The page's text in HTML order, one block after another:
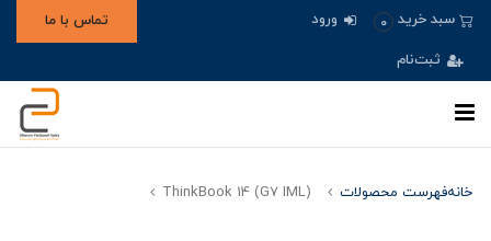
سبد خرید 0 ورود
ثبت‌نام
تماس با ما
خانهفهرست محصولات (ThinkBook 14 (G7 IML